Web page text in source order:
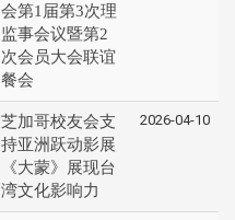
会第1届第3次理
监事会议暨第2
次会员大会联谊
餐会
芝加哥校友会支
持亚洲跃动影展
《大蒙》展现台
湾文化影响力
2026-04-10